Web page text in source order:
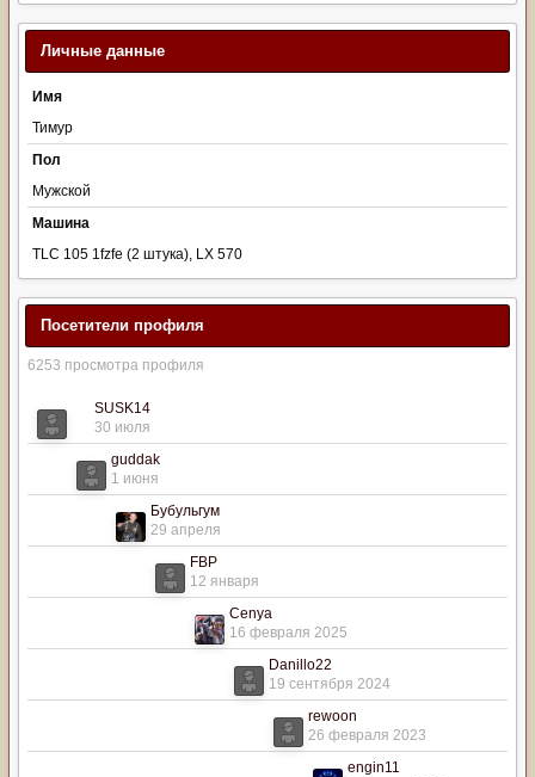
Личные данные
Имя
Тимур
Пол
Мужской
Машина
TLC 105 1fzfe (2 штука), LX 570
Посетители профиля
6253 просмотра профиля
SUSK14
30 июля
guddak
1 июня
Бубульгум
29 апреля
FBP
12 января
Cenya
16 февраля 2025
Danillo22
19 сентября 2024
rewoon
26 февраля 2023
engin11